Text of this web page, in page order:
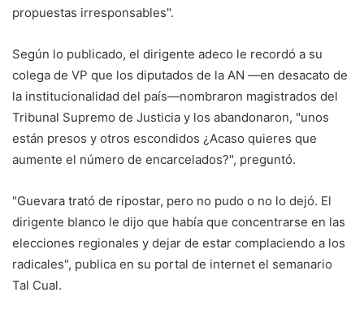
propuestas irresponsables".
Según lo publicado, el dirigente adeco le recordó a su
colega de VP que los diputados de la AN —en desacato de
la institucionalidad del país—nombraron magistrados del
Tribunal Supremo de Justicia y los abandonaron, "unos
están presos y otros escondidos ¿Acaso quieres que
aumente el número de encarcelados?", preguntó.
"Guevara trató de ripostar, pero no pudo o no lo dejó. El
dirigente blanco le dijo que había que concentrarse en las
elecciones regionales y dejar de estar complaciendo a los
radicales", publica en su portal de internet el semanario
Tal Cual.